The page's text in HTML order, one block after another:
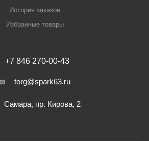
История заказов
Избранные товары
+7 846 270-00-43
torg@spark63.ru
Самара, пр. Кирова, 2